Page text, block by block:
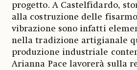
progetto. A Castelfidardo,
alla costruzione delle
vibrazione sono infatti
nella tradizione artigianale
produzione industriale
Arianna Pace lavorerà sulla